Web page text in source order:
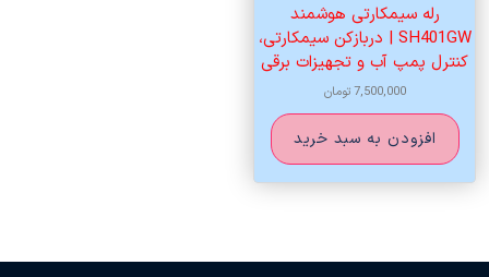
رله سیمکارتی هوشمند
SH401GW | دربازکن سیمکارتی،
کنترل پمپ آب و تجهیزات برقی
7,500,000تومان
افزودن به سبد خرید